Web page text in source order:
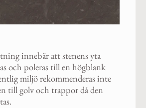
innebär att stenens yta
och poleras till en högblank
miljö rekommenderas inte
till golv och trappor då den